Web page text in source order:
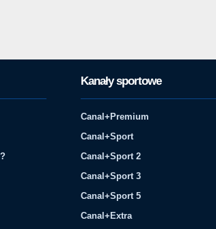
Kanały sportowe
Canal+Premium
Canal+Sport
Canal+Sport 2
Canal+Sport 3
Canal+Sport 5
Canal+Extra